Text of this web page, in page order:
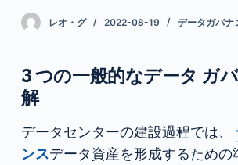
キ
ッ
レオ・グ 2022-08-19 データガバナ
3 つの一般的なデータ ガ
解
データセンターの建設過程では、
ンスデータ資産を形成するための